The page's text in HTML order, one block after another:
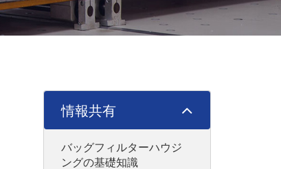
情報共有
バッグフィルターハウジ
ングの基礎知識